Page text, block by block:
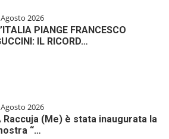
2026
PIANGE FRANCESCO
IL RICORD…
2026
Raccuja (Me) è stata inaugurata la
“…